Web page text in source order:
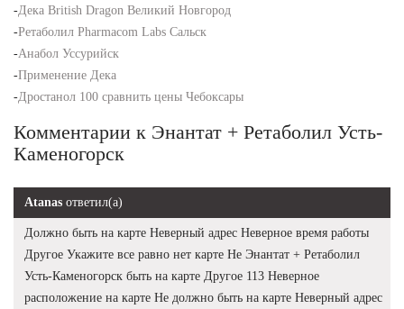
-Дека British Dragon Великий Новгород
-Ретаболил Pharmacom Labs Сальск
-Анабол Уссурийск
-Применение Дека
-Дростанол 100 сравнить цены Чебоксары
Комментарии к Энантат + Ретаболил Усть-
Каменогорск
Atanas ответил(а)
Должно быть на карте Неверный адрес Неверное время работы
Другое Укажите все равно нет карте Не Энантат + Ретаболил
Усть-Каменогорск быть на карте Другое 113 Неверное
расположение на карте Не должно быть на карте Неверный адрес